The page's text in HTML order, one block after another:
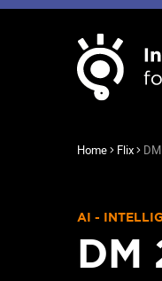
Home Flix
AI -
DM